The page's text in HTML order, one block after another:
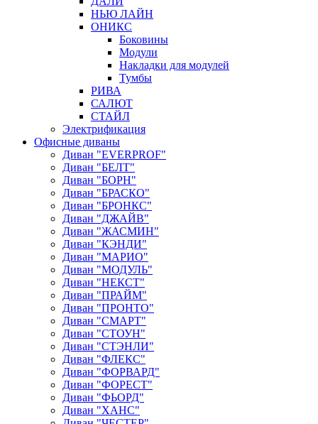
НЬЮ ЛАЙН
ОНИКС
Боковины
Модули
Накладки для модулей
Тумбы
РИВА
САЛЮТ
СТАЙЛ
Электрификация
Офисные диваны
Диван "EVERPROF"
Диван "БЕЛТ"
Диван "БОРН"
Диван "БРАСКО"
Диван "БРОНКС"
Диван "ДЖАЙВ"
Диван "ЖАСМИН"
Диван "КЭНДИ"
Диван "МАРИО"
Диван "МОДУЛЬ"
Диван "НЕКСТ"
Диван "ПРАЙМ"
Диван "ПРОНТО"
Диван "СМАРТ"
Диван "СТОУН"
Диван "СТЭНЛИ"
Диван "ФЛЕКС"
Диван "ФОРВАРД"
Диван "ФОРЕСТ"
Диван "ФЬОРД"
Диван "ХАНС"